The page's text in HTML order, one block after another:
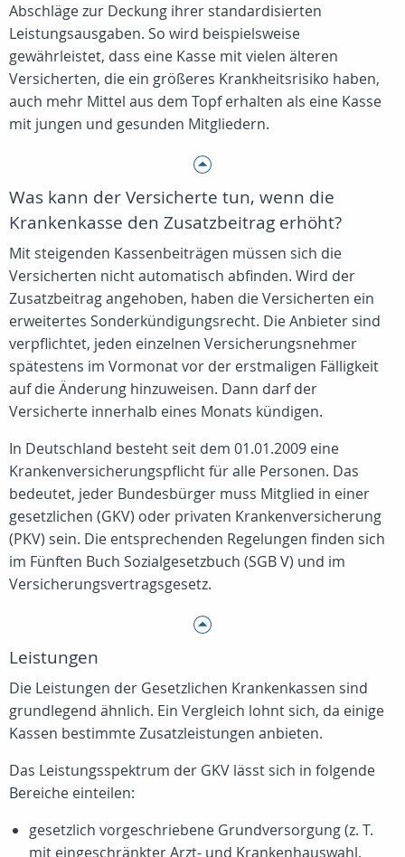
Abschläge zur Deckung ihrer standardisierten
Leistungsausgaben. So wird beispielsweise
gewährleistet, dass eine Kasse mit vielen älteren
Versicherten, die ein größeres Krankheitsrisiko haben,
auch mehr Mittel aus dem Topf erhalten als eine Kasse
mit jungen und gesunden Mitgliedern.
Was kann der Versicherte tun, wenn die
Krankenkasse den Zusatzbeitrag erhöht?
Mit steigenden Kassenbeiträgen müssen sich die
Versicherten nicht automatisch abfinden. Wird der
Zusatzbeitrag angehoben, haben die Versicherten ein
erweitertes Sonderkündigungsrecht. Die Anbieter sind
verpflichtet, jeden einzelnen Versicherungsnehmer
spätestens im Vormonat vor der erstmaligen Fälligkeit
auf die Änderung hinzuweisen. Dann darf der
Versicherte innerhalb eines Monats kündigen.
In Deutschland besteht seit dem 01.01.2009 eine
Krankenversicherungspflicht für alle Personen. Das
bedeutet, jeder Bundesbürger muss Mitglied in einer
gesetzlichen (GKV) oder privaten Krankenversicherung
(PKV) sein. Die entsprechenden Regelungen finden sich
im Fünften Buch Sozialgesetzbuch (SGB V) und im
Versicherungsvertragsgesetz.
Leistungen
Die Leistungen der Gesetzlichen Krankenkassen sind
grundlegend ähnlich. Ein Vergleich lohnt sich, da einige
Kassen bestimmte Zusatzleistungen anbieten.
Das Leistungsspektrum der GKV lässt sich in folgende
Bereiche einteilen:
gesetzlich vorgeschriebene Grundversorgung (z. T.
mit eingeschränkter Arzt- und Krankenhauswahl,